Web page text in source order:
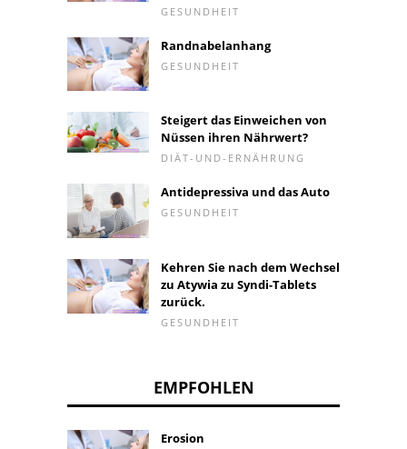
GESUNDHEIT
Randnabelanhang
GESUNDHEIT
Steigert das Einweichen von
Nüssen ihren Nährwert?
DIÄT-UND-ERNÄHRUNG
Antidepressiva und das Auto
GESUNDHEIT
Kehren Sie nach dem Wechsel
zu Atywia zu Syndi-Tablets
zurück.
GESUNDHEIT
EMPFOHLEN
Erosion